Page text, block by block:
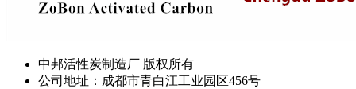
中邦活性炭制造厂 版权所有
公司地址：成都市青白江工业园区456号